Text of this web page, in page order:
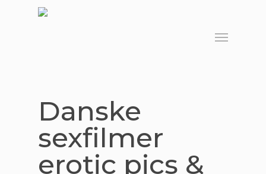
Menu
Danske
sexfilmer
erotic pics &